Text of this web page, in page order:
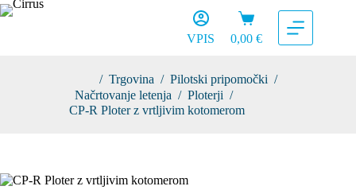
Skip
to
VPIS
Shopping
0,00€
/ Trgovina / Pilotski pripomočki /
Načrtovanje letenja / Ploterji /
CP-R Ploter z vrtljivim kotomerom